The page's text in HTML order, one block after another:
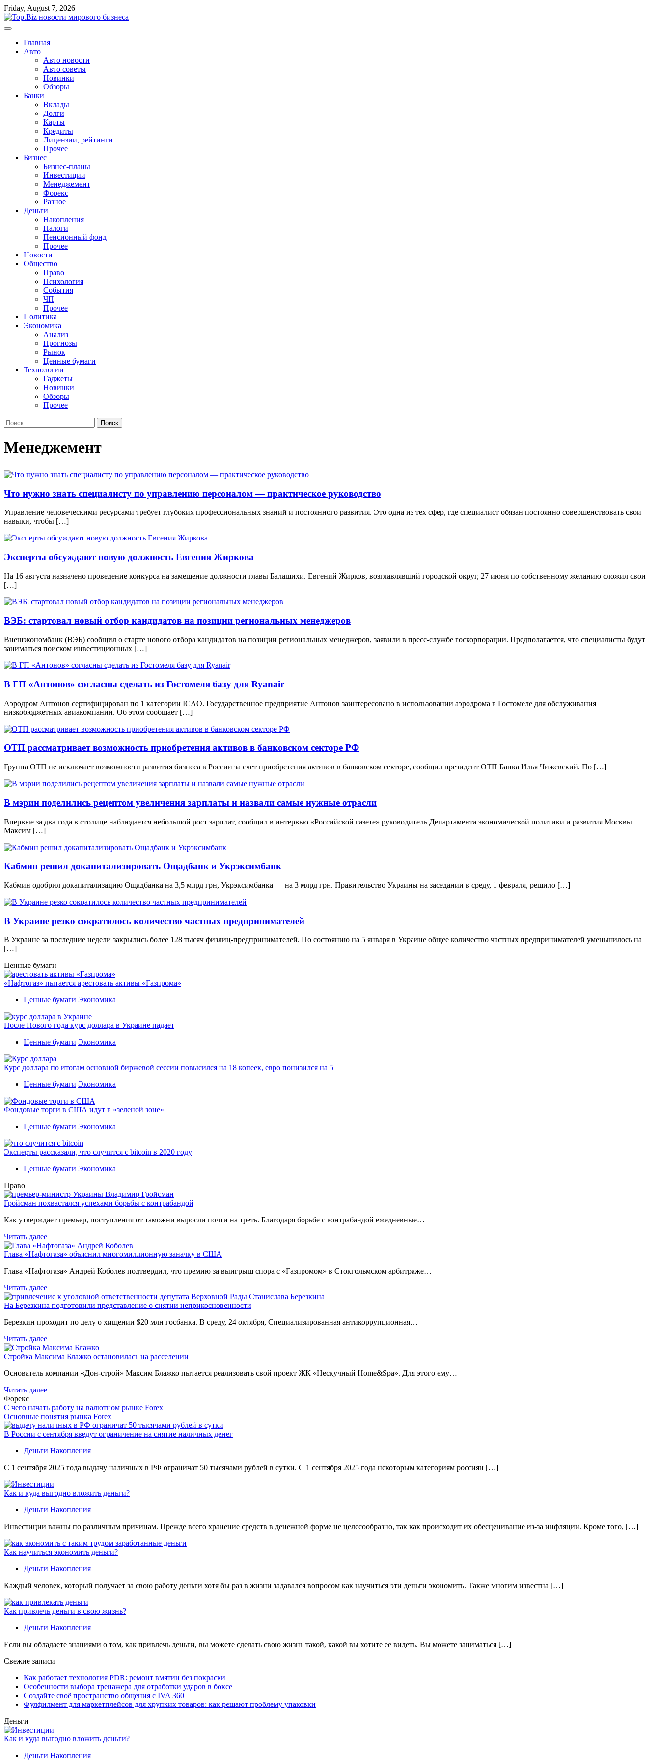
Перейти
к
содержимому
Friday, August 7, 2026
Главная
Авто
Авто новости
Авто советы
Новинки
Обзоры
Банки
Вклады
Долги
Карты
Кредиты
Лицензии, рейтинги
Прочее
Бизнес
Бизнес-планы
Инвестиции
Менеджемент
Форекс
Разное
Деньги
Накопления
Налоги
Пенсионный фонд
Прочее
Новости
Общество
Право
Психология
События
ЧП
Прочее
Политика
Экономика
Анализ
Прогнозы
Рынок
Ценные бумаги
Технологии
Гаджеты
Новинки
Обзоры
Прочее
Найти:
Менеджемент
Что нужно знать специалисту по управлению персоналом — практическое руководство
Управление человеческими ресурсами требует глубоких профессиональных знаний и постоянного развития. Это одна из тех сфер, где специалист обязан постоянно совершенствовать свои
навыки, чтобы […]
Эксперты обсуждают новую должность Евгения Жиркова
На 16 августа назначено проведение конкурса на замещение должности главы Балашихи. Евгений Жирков, возглавлявший городской округ, 27 июня по собственному желанию сложил свои
[…]
ВЭБ: стартовал новый отбор кандидатов на позиции региональных менеджеров
Внешэкономбанк (ВЭБ) сообщил о старте нового отбора кандидатов на позиции региональных менеджеров, заявили в пресс-службе госкорпорации. Предполагается, что специалисты будут
заниматься поиском инвестиционных […]
В ГП «Антонов» согласны сделать из Гостомеля базу для Ryanair
Аэродром Антонов сертифицирован по 1 категории ICAO. Государственное предприятие Антонов заинтересовано в использовании аэродрома в Гостомеле для обслуживания
низкобюджетных авиакомпаний. Об этом сообщает […]
ОТП рассматривает возможность приобретения активов в банковском секторе РФ
Группа ОТП не исключает возможности развития бизнеса в России за счет приобретения активов в банковском секторе, сообщил президент ОТП Банка Илья Чижевский. По […]
В мэрии поделились рецептом увеличения зарплаты и назвали самые нужные отрасли
Впервые за два года в столице наблюдается небольшой рост зарплат, сообщил в интервью «Российской газете» руководитель Департамента экономической политики и развития Москвы
Максим […]
Кабмин решил докапитализировать Ощадбанк и Укрэксимбанк
Кабмин одобрил докапитализацию Ощадбанка на 3,5 млрд грн, Укрэксимбанка — на 3 млрд грн. Правительство Украины на заседании в среду, 1 февраля, решило […]
В Украине резко сократилось количество частных предпринимателей
В Украине за последние недели закрылись более 128 тысяч физлиц-предпринимателей. По состоянию на 5 января в Украине общее количество частных предпринимателей уменьшилось на
[…]
Ценные бумаги
«Нафтогаз» пытается арестовать активы «Газпрома»
Ценные бумаги Экономика
После Нового года курс доллара в Украине падает
Ценные бумаги Экономика
Курс доллара по итогам основной биржевой сессии повысился на 18 копеек, евро понизился на 5
Ценные бумаги Экономика
Фондовые торги в США идут в «зеленой зоне»
Ценные бумаги Экономика
Эксперты рассказали, что случится с bitcoin в 2020 году
Ценные бумаги Экономика
Право
Гройсман похвастался успехами борьбы с контрабандой
Как утверждает премьер, поступления от таможни выросли почти на треть. Благодаря борьбе с контрабандой ежедневные…
Читать далее
Глава «Нафтогаза» объяснил многомиллионную заначку в США
Глава «Нафтогаза» Андрей Коболев подтвердил, что премию за выигрыш спора с «Газпромом» в Стокгольмском арбитраже…
Читать далее
На Березкина подготовили представление о снятии неприкосновенности
Березкин проходит по делу о хищении $20 млн госбанка. В среду, 24 октября, Специализированная антикоррупционная…
Читать далее
Стройка Максима Блажко остановилась на расселении
Основатель компании «Дон-строй» Максим Блажко пытается реализовать свой проект ЖК «Нескучный Home&Spa». Для этого ему…
Читать далее
Форекс
С чего начать работу на валютном рынке Forex
Основные понятия рынка Forex
В России с сентября введут ограничение на снятие наличных денег
Деньги Накопления
С 1 сентября 2025 года выдачу наличных в РФ ограничат 50 тысячами рублей в сутки. С 1 сентября 2025 года некоторым категориям россиян […]
Как и куда выгодно вложить деньги?
Деньги Накопления
Инвестиции важны по различным причинам. Прежде всего хранение средств в денежной форме не целесообразно, так как происходит их обесценивание из-за инфляции. Кроме того, […]
Как научиться экономить деньги?
Деньги Накопления
Каждый человек, который получает за свою работу деньги хотя бы раз в жизни задавался вопросом как научиться эти деньги экономить. Также многим известна […]
Как привлечь деньги в свою жизнь?
Деньги Накопления
Если вы обладаете знаниями о том, как привлечь деньги, вы можете сделать свою жизнь такой, какой вы хотите ее видеть. Вы можете заниматься […]
Свежие записи
Как работает технология PDR: ремонт вмятин без покраски
Особенности выбора тренажера для отработки ударов в боксе
Создайте своё пространство общения с IVA 360
Фулфилмент для маркетплейсов для хрупких товаров: как решают проблему упаковки
Деньги
Как и куда выгодно вложить деньги?
Деньги Накопления